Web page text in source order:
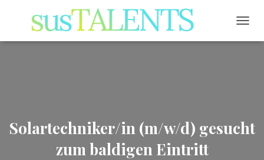
Solartechniker/in (m/w/d) gesucht
zum baldigen Eintritt